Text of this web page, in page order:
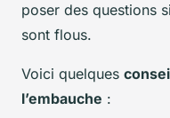
poser des questions
sont flous.
Voici quelques
l’embauche :